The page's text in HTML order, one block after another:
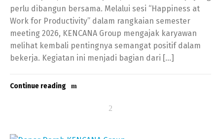
perlu dibangun bersama. Melalui sesi “Happiness at
Work for Productivity” dalam rangkaian semester
meeting 2026, KENCANA Group mengajak karyawan
melihat kembali pentingnya semangat positif dalam
bekerja. Kegiatan ini menjadi bagian dari […]
Continue reading